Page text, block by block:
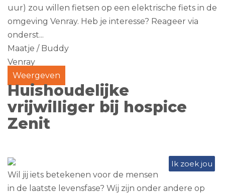
uur) zou willen fietsen op een elektrische fiets in de
omgeving Venray. Heb je interesse? Reageer via
onderst...
Maatje / Buddy
Venray
Weergeven
Huishoudelijke
vrijwilliger bij hospice
Zenit
Ik zoek jou
Wil jij iets betekenen voor de mensen
in de laatste levensfase? Wij zijn onder andere op